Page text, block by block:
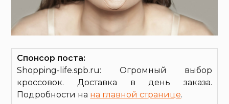
Спонсор поста:
Shopping-life.spb.ru: Огромный выбор
кроссовок. Доставка в день заказа.
Подробности на на главной странице.